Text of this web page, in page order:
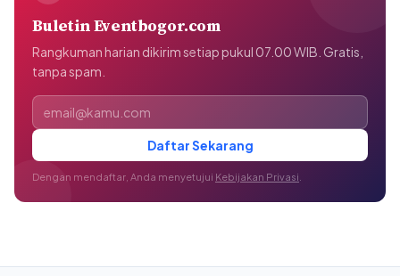
Buletin Eventbogor.com
Rangkuman harian dikirim setiap pukul 07.00 WIB. Gratis,
tanpa spam.
Alamat email
Daftar Sekarang
Dengan mendaftar, Anda menyetujui Kebijakan Privasi